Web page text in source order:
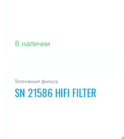
В наличии
Топливный фильтр
SN 21586 HIFI FILTER